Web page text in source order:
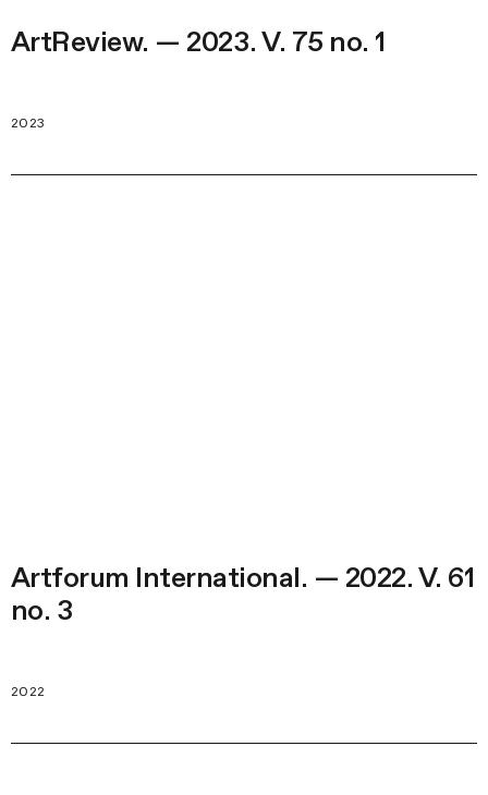
ArtReview. — 2023. V. 75 no. 1
2023
Artforum International. — 2022. V. 61
no. 3
2022